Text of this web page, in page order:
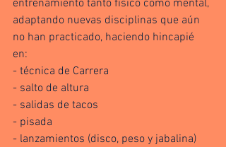
entrenamiento tanto físico como mental,
adaptando nuevas disciplinas que aún
no han practicado, haciendo hincapié
en:
- técnica de Carrera
- salto de altura
- salidas de tacos
- pisada
- lanzamientos (disco, peso y jabalina)